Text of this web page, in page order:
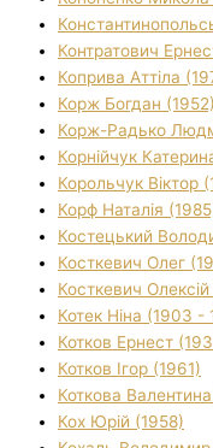
Контратович
Коприва Аттіла
Корж Богдан (1952)
Корж-Радько
Корнійчук
Корольчук Віктор
Корф Наталія
Костецький
Косткевич Олег
Косткевич
Котек Ніна (1903 -
Котков Ернест
Котков Ігор (1961)
Коткова
Кох Юрій (1958)